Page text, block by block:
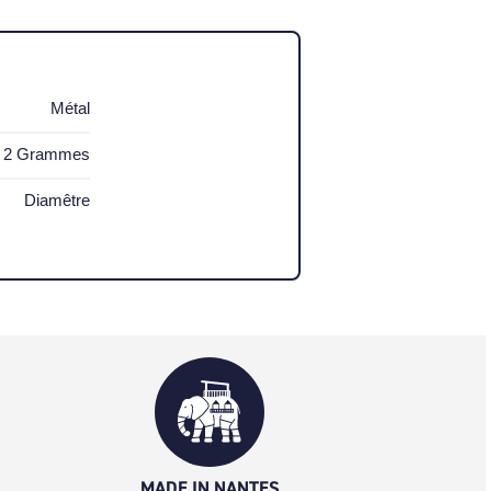
Métal
2 Grammes
Diamêtre